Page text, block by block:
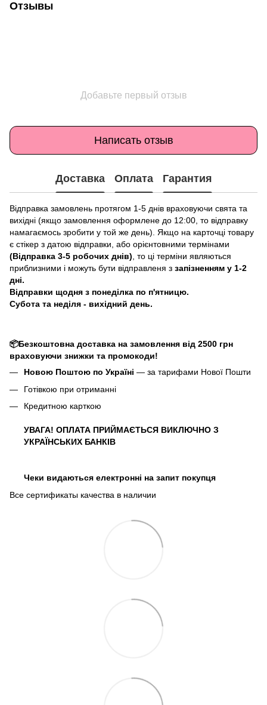
Отзывы
Добавьте первый отзыв
Написать отзыв
Доставка Оплата Гарантия
Відправка замовлень протягом 1-5 днів враховуючи свята та
вихідні (якщо замовлення оформлене до 12:00, то відправку
намагаємось зробити у той же день). Якщо на карточці товару
є стікер з датою відправки, або орієнтовними термінами
(Відправка 3-5 робочих днів), то ці терміни являються
приблизними і можуть бути відправленя з запізненням у 1-2
дні.
Відправки щодня з понеділка по п'ятницю.
Субота та неділя - вихідний день.
📦Безкоштовна доставка на замовлення від 2500 грн
враховуючи знижки та промокоди!
Новою Поштою по Україні — за тарифами Нової Пошти
Готівкою при отриманні
Кредитною карткою
УВАГА! ОПЛАТА ПРИЙМАЄТЬСЯ ВИКЛЮЧНО З
УКРАЇНСЬКИХ БАНКІВ
Чеки видаються електронні на запит покупця
Все сертификаты качества в наличии